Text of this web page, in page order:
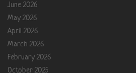
June 2026
May 2026
April 2026
March 2026
February 2026
October 2025